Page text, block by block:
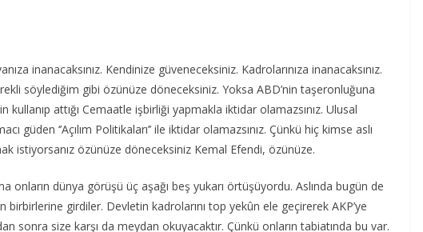
inanacaksınız. Kendinize güveneceksiniz. Kadrolarınıza inanacaksınız.
söylediğim gibi özünüze döneceksiniz. Yoksa ABD’nin taşeronluğuna
kullanıp attığı Cemaatle işbirliği yapmakla iktidar olamazsınız. Ulusal
güden ‘’Açılım Politikaları’’ ile iktidar olamazsınız. Çünkü hiç kimse aslı
istiyorsanız özünüze döneceksiniz Kemal Efendi, özünüze.
onların dünya görüşü üç aşağı beş yukarı örtüşüyordu. Aslında bugün de
girdiler. Devletin kadrolarını top yekûn ele geçirerek AKP’ye
sonra size karşı da meydan okuyacaktır. Çünkü onların tabiatında bu var.